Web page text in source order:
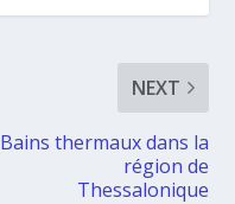
NEXT
Bains thermaux dans la
région de
Thessalonique